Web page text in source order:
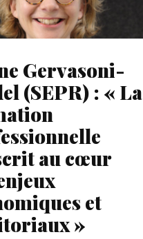
Gervasoni-
(SEPR) : « La
au cœur
et
»